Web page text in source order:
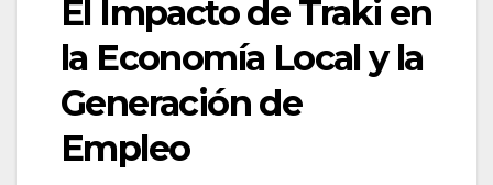
El Impacto de Traki en
la Economía Local y la
Generación de
Empleo